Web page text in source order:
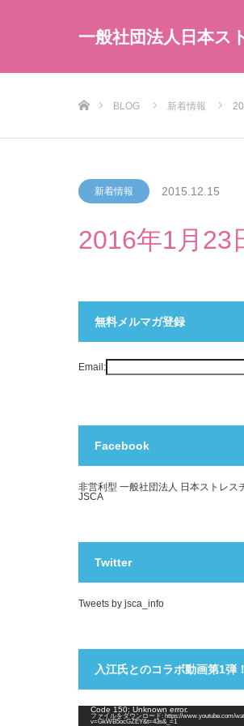
一般社団法人日本ス
BLOG 新着情報
新着情報 2015.12.15
2016年1月23
無料メルマガ登録
Email:
Facebook
非営利型 一般社団法人 日本ストレス
JSCA
Twitter
Tweets by jsca_info
入江氏とのコラボ動画第1弾！
Code 150: Unknown error.
ファイルをダウンロード: https://www.youtube.com/
v=GkWB5ocGZEY&t=43s&_=1